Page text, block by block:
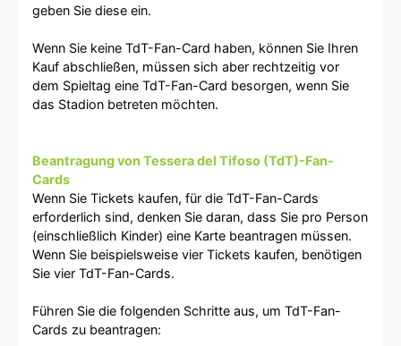
geben Sie diese ein.
Wenn Sie keine TdT-Fan-Card haben, können Sie Ihren
Kauf abschließen, müssen sich aber rechtzeitig vor
dem Spieltag eine TdT-Fan-Card besorgen, wenn Sie
das Stadion betreten möchten.
Beantragung von Tessera del Tifoso (TdT)-Fan-
Cards
Wenn Sie Tickets kaufen, für die TdT-Fan-Cards
erforderlich sind, denken Sie daran, dass Sie pro Person
(einschließlich Kinder) eine Karte beantragen müssen.
Wenn Sie beispielsweise vier Tickets kaufen, benötigen
Sie vier TdT-Fan-Cards.
Führen Sie die folgenden Schritte aus, um TdT-Fan-
Cards zu beantragen: